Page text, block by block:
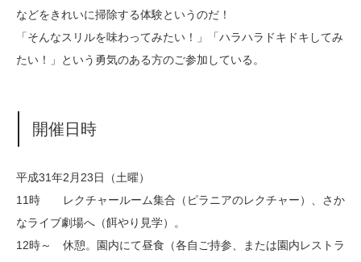
などをきれいに掃除する体験というのだ！
「そんなスリルを味わってみたい！」「ハラハラドキドキしてみ
たい！」という勇気のある方のご参加している。
開催日時
平成31年2月23日（土曜）
11時 レクチャールーム集合（ピラニアのレクチャー）、さか
なライブ劇場へ（餌やり見学）。
12時～ 休憩。園内にて昼食（各自ご持参、または園内レストラ